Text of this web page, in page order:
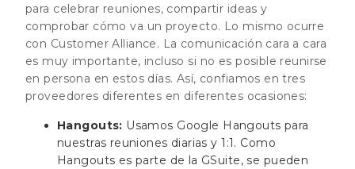
para celebrar reuniones, compartir ideas y
comprobar cómo va un proyecto. Lo mismo ocurre
con Customer Alliance. La comunicación cara a cara
es muy importante, incluso si no es posible reunirse
en persona en estos días. Así, confiamos en tres
proveedores diferentes en diferentes ocasiones:
Hangouts: Usamos Google Hangouts para
nuestras reuniones diarias y 1:1. Como
Hangouts es parte de la GSuite, se pueden